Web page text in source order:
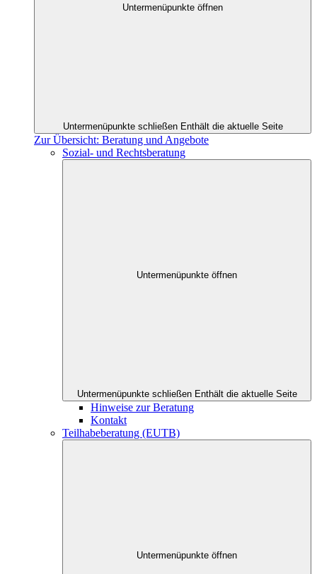
Untermenüpunkte öffnen
Untermenüpunkte schließen Enthält die aktuelle Seite
Zur Übersicht: Beratung und Angebote
Sozial- und Rechtsberatung
Untermenüpunkte öffnen
Untermenüpunkte schließen Enthält die aktuelle Seite
Hinweise zur Beratung
Kontakt
Teilhabeberatung (EUTB)
Untermenüpunkte öffnen